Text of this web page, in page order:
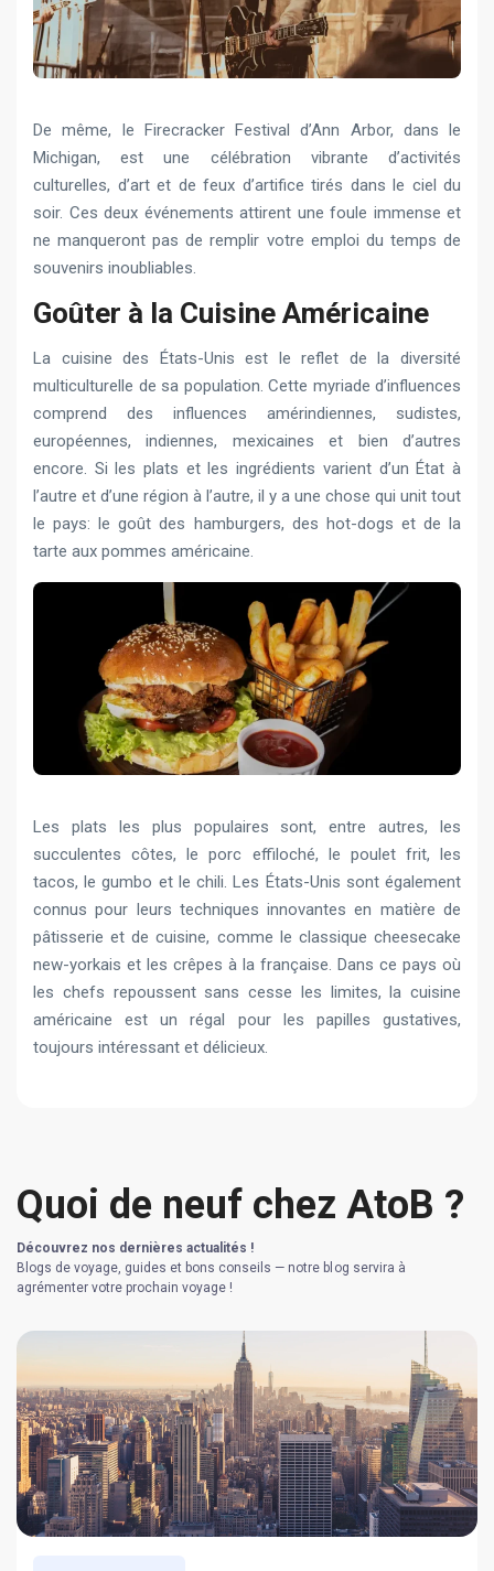
De même, le Firecracker Festival d’Ann Arbor, dans le
Michigan, est une célébration vibrante d’activités
culturelles, d’art et de feux d’artifice tirés dans le ciel du
soir. Ces deux événements attirent une foule immense et
ne manqueront pas de remplir votre emploi du temps de
souvenirs inoubliables.
Goûter à la Cuisine Américaine
La cuisine des États-Unis est le reflet de la diversité
multiculturelle de sa population. Cette myriade d’influences
comprend des influences amérindiennes, sudistes,
européennes, indiennes, mexicaines et bien d’autres
encore. Si les plats et les ingrédients varient d’un État à
l’autre et d’une région à l’autre, il y a une chose qui unit tout
le pays: le goût des hamburgers, des hot-dogs et de la
tarte aux pommes américaine.
Les plats les plus populaires sont, entre autres, les
succulentes côtes, le porc effiloché, le poulet frit, les
tacos, le gumbo et le chili. Les États-Unis sont également
connus pour leurs techniques innovantes en matière de
pâtisserie et de cuisine, comme le classique cheesecake
new-yorkais et les crêpes à la française. Dans ce pays où
les chefs repoussent sans cesse les limites, la cuisine
américaine est un régal pour les papilles gustatives,
toujours intéressant et délicieux.
Quoi de neuf chez AtoB ?
Découvrez nos dernières actualités !
Blogs de voyage, guides et bons conseils — notre blog servira à
agrémenter votre prochain voyage !